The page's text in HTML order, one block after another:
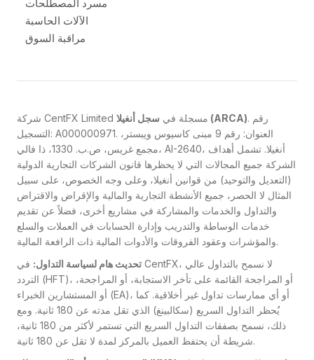
مسرد المصطلحات
الآلات الحاسبة
مراقبة السوق
شركة CentFX Limited مسجلة في سجل أنغيلا (ARCA). رقم
التسجيل: A000000971. العنوان: رقم 9 مبنى كاسيوس ويبستر،
مجمع غريس، ص.ب. 1330، ذا فالي، AI-2640، أنغيلا. تشمل أهداف
الشركة جميع المجالات التي لا يحظرها قانون الشركات التجارية الدولية
(التعديل والتوحيد) من قوانين أنغيلا، وعلى وجه الخصوص، على سبيل
المثال لا الحصر، جميع الأنشطة التجارية والمالية والإقراض والاقتراض
والتداول والخدمات والمشاركة في مشاريع أخرى، فضلاً عن تقديم
خدمات الوساطة والتدريب وإدارة الحسابات في العملات والسلع
والمؤشرات وعقود الفروقات والأدوات المالية ذات الرافعة المالية.
تحديث هام لسياسة التداول: في CentFX، لا نسمح بالتداول عالي
التردد (HFT)، أو المراجحة القائمة على تأخر الاستجابة، أو المراجحة،
أو المستشارين الخبراء (EA)، أو أي ممارسات تداول غير أخلاقية. كما
يُحظر التداول السريع (سكالبينغ) الذي تقل مدته عن 180 ثانية. ومع
ذلك، نسمح بصفقات التداول السريع التي تستمر لأكثر من 180 ثانية،
شريطة أن يحتفظ العميل بالمركز لمدة لا تقل عن 180 ثانية.